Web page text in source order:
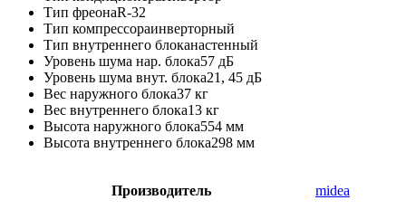
Тип фреонаR-32
Тип компрессораинверторный
Тип внутреннего блоканастенный
Уровень шума нар. блока57 дБ
Уровень шума внут. блока21, 45 дБ
Вес наружного блока37 кг
Вес внутреннего блока13 кг
Высота наружного блока554 мм
Высота внутреннего блока298 мм
Производитель midea